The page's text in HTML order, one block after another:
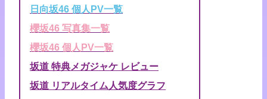
日向坂46 個人PV一覧
櫻坂46 写真集一覧
櫻坂46 個人PV一覧
坂道 特典メガジャケ レビュー
坂道 リアルタイム人気度グラフ